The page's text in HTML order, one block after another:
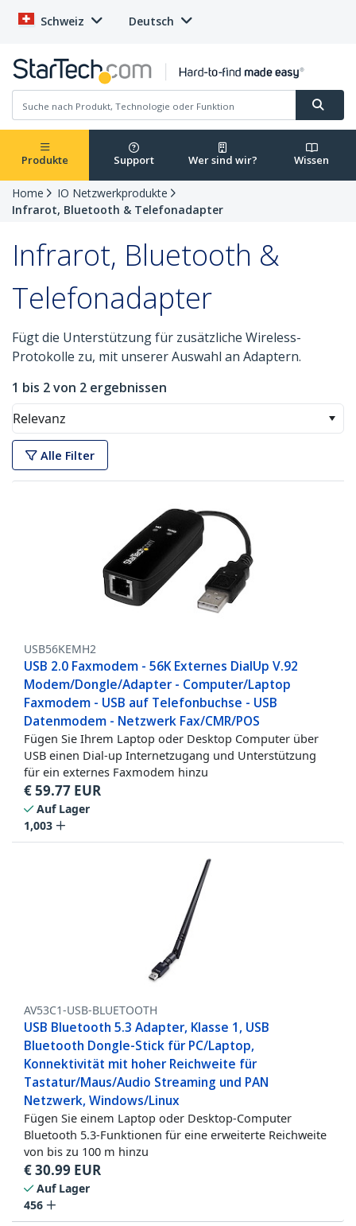
Schweiz Deutsch
Produkte Support Wer sind wir? Wissen
Home
IO Netzwerkprodukte
Infrarot, Bluetooth & Telefonadapter
Infrarot, Bluetooth &
Telefonadapter
Fügt die Unterstützung für zusätzliche Wireless-
Protokolle zu, mit unserer Auswahl an Adaptern.
1 bis 2 von 2 ergebnissen
Relevanz
Alle Filter
USB56KEMH2
USB 2.0 Faxmodem - 56K Externes DialUp V.92
Modem/Dongle/Adapter - Computer/Laptop
Faxmodem - USB auf Telefonbuchse - USB
Datenmodem - Netzwerk Fax/CMR/POS
Fügen Sie Ihrem Laptop oder Desktop Computer über
USB einen Dial-up Internetzugang und Unterstützung
für ein externes Faxmodem hinzu
€59.77 EUR
Auf Lager
1,003
AV53C1-USB-BLUETOOTH
USB Bluetooth 5.3 Adapter, Klasse 1, USB
Bluetooth Dongle-Stick für PC/Laptop,
Konnektivität mit hoher Reichweite für
Tastatur/Maus/Audio Streaming und PAN
Netzwerk, Windows/Linux
Fügen Sie einem Laptop oder Desktop-Computer
Bluetooth 5.3-Funktionen für eine erweiterte Reichweite
von bis zu 100 m hinzu
€30.99 EUR
Auf Lager
456